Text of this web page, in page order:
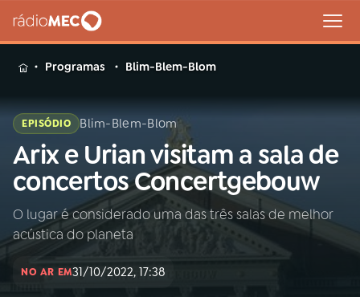
MENU
Buscar
na
Rádio
MEC
Buscar
Início AO VIVO
Programas Blim-Blem-Blom
EPISÓDIO Blim-Blem-Blom
Arix e Urian visitam a sala de
concertos Concertgebouw
O lugar é considerado uma das três salas de melhor
acústica do planeta
NO AR EM31/10/2022, 17:38